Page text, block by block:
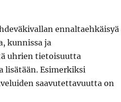
ennaltaehkäisyä
kunnissa ja
uhrien tietoisuutta
lisätään. Esimerkiksi
saavutettavuutta on